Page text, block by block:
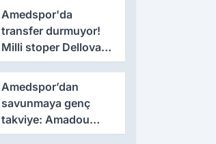
giydiği takımlar
Amedspor'da
transfer durmuyor!
Milli stoper Dellova
imza için Türkiye'ye
geldi
Amedspor’dan
savunmaya genç
takviye: Amadou
Cissé ile 3 yıllık